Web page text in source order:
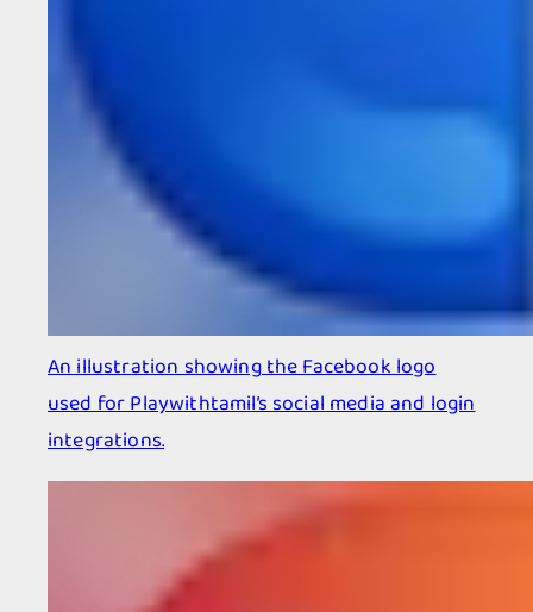
An illustration showing the Facebook logo
used for Playwithtamil’s social media and login
integrations.